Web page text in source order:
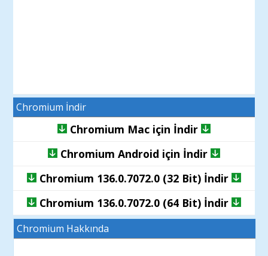
Chromium İndir
Chromium Mac için İndir
Chromium Android için İndir
Chromium 136.0.7072.0 (32 Bit) İndir
Chromium 136.0.7072.0 (64 Bit) İndir
Chromium Hakkında